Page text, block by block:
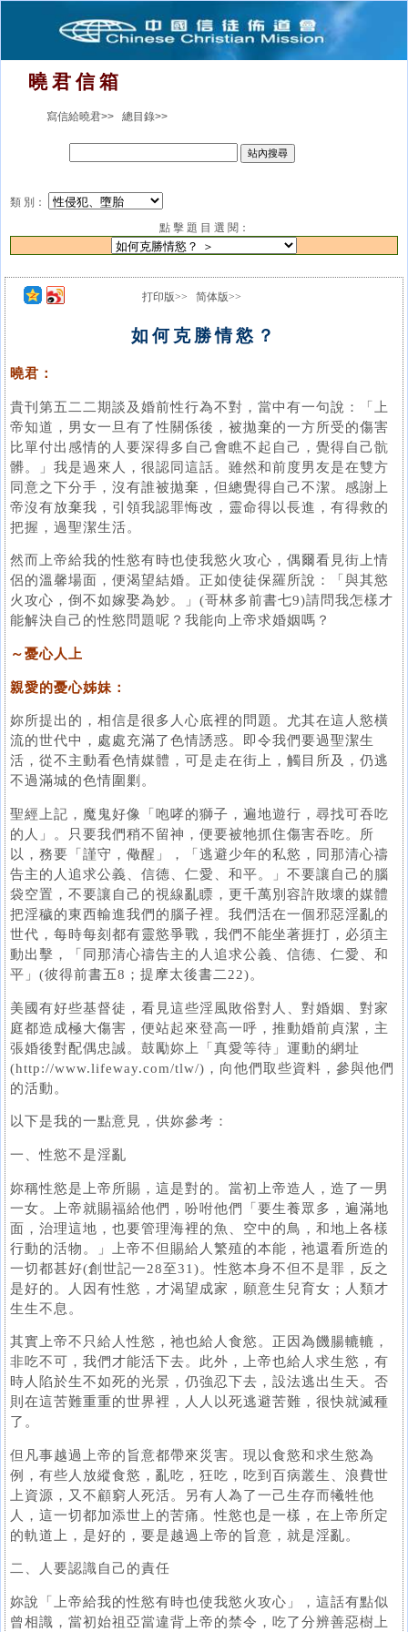
曉 君 信 箱
寫信給曉君>> 總目錄>>
類 別：
點 擊 題 目 選 閱：
打印版>> 简体版>>
如何克勝情慾？
曉君：
貴刊第五二二期談及婚前性行為不對，當中有一句說：「上
帝知道，男女一旦有了性關係後，被拋棄的一方所受的傷害
比單付出感情的人要深得多自己會瞧不起自己，覺得自己骯
髒。」我是過來人，很認同這話。雖然和前度男友是在雙方
同意之下分手，沒有誰被拋棄，但總覺得自己不潔。感謝上
帝沒有放棄我，引領我認罪悔改，靈命得以長進，有得救的
把握，過聖潔生活。
然而上帝給我的性慾有時也使我慾火攻心，偶爾看見街上情
侶的溫馨場面，便渴望結婚。正如使徒保羅所說：「與其慾
火攻心，倒不如嫁娶為妙。」(哥林多前書七9)請問我怎樣才
能解決自己的性慾問題呢？我能向上帝求婚姻嗎？
～憂心人上
親愛的憂心姊妹：
妳所提出的，相信是很多人心底裡的問題。尤其在這人慾橫
流的世代中，處處充滿了色情誘惑。即令我們要過聖潔生
活，從不主動看色情媒體，可是走在街上，觸目所及，仍逃
不過滿城的色情圍剿。
聖經上記，魔鬼好像「咆哮的獅子，遍地遊行，尋找可吞吃
的人」。只要我們稍不留神，便要被牠抓住傷害吞吃。所
以，務要「謹守，儆醒」，「逃避少年的私慾，同那清心禱
告主的人追求公義、信德、仁愛、和平。」不要讓自己的腦
袋空置，不要讓自己的視線亂瞟，更千萬別容許敗壞的媒體
把淫穢的東西輸進我們的腦子裡。我們活在一個邪惡淫亂的
世代，每時每刻都有靈慾爭戰，我們不能坐著捱打，必須主
動出擊，「同那清心禱告主的人追求公義、信德、仁愛、和
平」(彼得前書五8；提摩太後書二22)。
美國有好些基督徒，看見這些淫風敗俗對人、對婚姻、對家
庭都造成極大傷害，便站起來登高一呼，推動婚前貞潔，主
張婚後對配偶忠誠。鼓勵妳上「真愛等待」運動的網址
(http://www.lifeway.com/tlw/)，向他們取些資料，參與他們
的活動。
以下是我的一點意見，供妳參考：
一、性慾不是淫亂
妳稱性慾是上帝所賜，這是對的。當初上帝造人，造了一男
一女。上帝就賜福給他們，吩咐他們「要生養眾多，遍滿地
面，治理這地，也要管理海裡的魚、空中的鳥，和地上各樣
行動的活物。」上帝不但賜給人繁殖的本能，祂還看所造的
一切都甚好(創世記一28至31)。性慾本身不但不是罪，反之
是好的。人因有性慾，才渴望成家，願意生兒育女；人類才
生生不息。
其實上帝不只給人性慾，祂也給人食慾。正因為饑腸轆轆，
非吃不可，我們才能活下去。此外，上帝也給人求生慾，有
時人陷於生不如死的光景，仍強忍下去，設法逃出生天。否
則在這苦難重重的世界裡，人人以死逃避苦難，很快就滅種
了。
但凡事越過上帝的旨意都帶來災害。現以食慾和求生慾為
例，有些人放縱食慾，亂吃，狂吃，吃到百病叢生、浪費世
上資源，又不顧窮人死活。另有人為了一己生存而犧牲他
人，這一切都加添世上的苦痛。性慾也是一樣，在上帝所定
的軌道上，是好的，要是越過上帝的旨意，就是淫亂。
二、人要認識自己的責任
妳說「上帝給我的性慾有時也使我慾火攻心」，這話有點似
曾相識，當初始祖亞當違背上帝的禁令，吃了分辨善惡樹上